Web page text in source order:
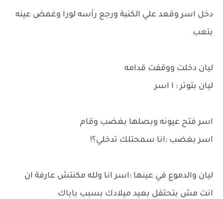
دخل اسر وقعد علي الكنبة ورجع رأسه لورا وغمض عينه
بتعب
ليان دخلت ووقفت قدامه
ليان بتوتر : ا اسر
اسر فتح عيونه وبصلها بغضب وقام
اسر بغضب :انا سمحتلك تدخلي؟!
ليان والدموع في عينها :اسر انا ولله مكنتش عارفة ان
انت مش بتحتفل بعيد ميلادك بسبب باباك